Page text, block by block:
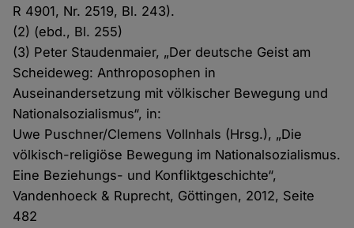
R 4901, Nr. 2519, Bl. 243).
(2) (ebd., Bl. 255)
(3) Peter Staudenmaier, „Der deutsche Geist am
Scheideweg: Anthroposophen in
Auseinandersetzung mit völkischer Bewegung und
Nationalsozialismus“, in:
Uwe Puschner/Clemens Vollnhals (Hrsg.), „Die
völkisch-religiöse Bewegung im Nationalsozialismus.
Eine Beziehungs- und Konfliktgeschichte“,
Vandenhoeck & Ruprecht, Göttingen, 2012, Seite
482